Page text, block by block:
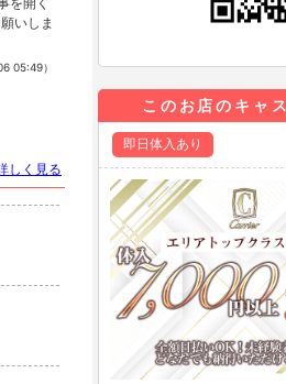
いしま
05:49）
しく見る
このお店のキャ
即日体入あり